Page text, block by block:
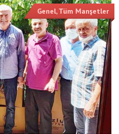
Genel,Tüm Manşetler